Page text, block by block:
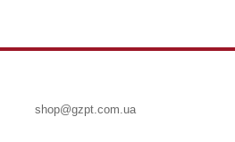
shop@gzpt.com.ua